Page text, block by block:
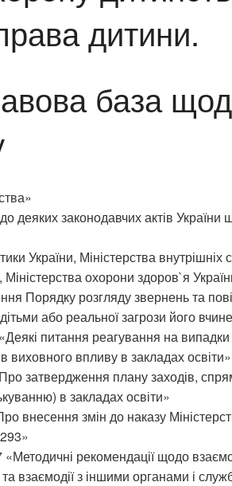
дитини.
база
деяких законодавчих актів України
України, Міністерства внутрішніх
Міністерства охорони здоров`я
Порядку розгляду звернень та
або реальної загрози його
питання реагування на випадки
виховного впливу в закладах освіти»
затвердження плану заходів,
в закладах освіти»
змін до наказу
»
рекомендації щодо
взаємодії з іншими органами і